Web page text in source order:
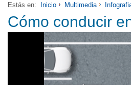
Estás en: Inicio Multimedia
Cómo conducir